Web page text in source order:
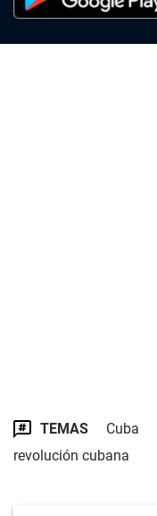
TEMAS Cuba
revolución cubana